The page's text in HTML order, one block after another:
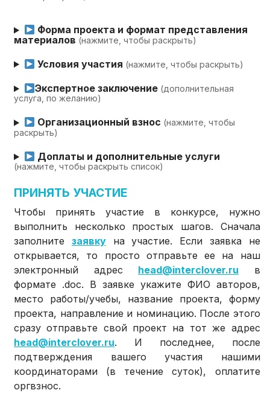
Форма проекта и формат представления
материалов (нажмите, чтобы раскрыть)
Условия участия (нажмите, чтобы раскрыть)
Экспертное заключение (дополнительная
услуга, по желанию)
Организационный взнос (нажмите, чтобы
раскрыть)
Доплаты и дополнительные услуги
(нажмите, чтобы раскрыть список)
ПРИНЯТЬ УЧАСТИЕ
Чтобы принять участие в конкурсе, нужно
выполнить несколько простых шагов. Сначала
заполните заявкуна участие. Если заявка не
открывается, то просто отправьте ее на наш
электронный адрес head@interclover.ru в
формате .doc. В заявке укажите ФИО авторов,
место работы/учебы, название проекта, форму
проекта, направление и номинацию. После этого
сразу отправьте свой проект на тот же адрес
head@interclover.ru. И последнее, после
подтверждения вашего участия нашими
координаторами (в течение суток), оплатите
оргвзнос.